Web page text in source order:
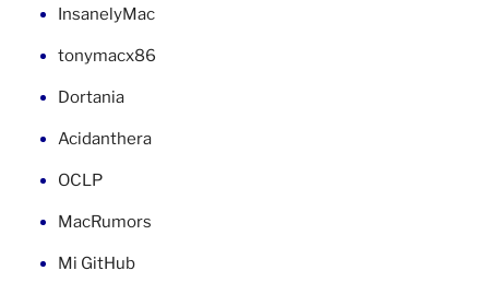
InsanelyMac
tonymacx86
Dortania
Acidanthera
OCLP
MacRumors
Mi GitHub